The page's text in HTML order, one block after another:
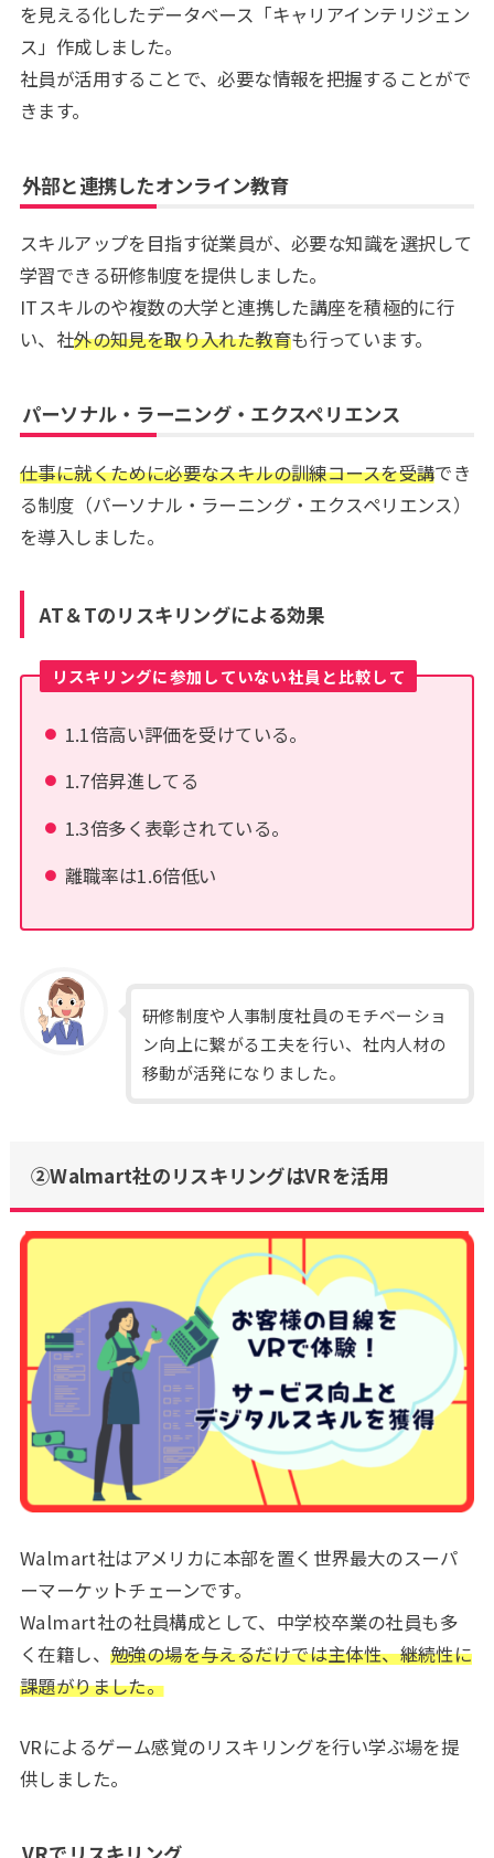
を見える化したデータベース「キャリアインテリジェン
ス」作成しました。
社員が活用することで、必要な情報を把握することがで
きます。
外部と連携したオンライン教育
スキルアップを目指す従業員が、必要な知識を選択して
学習できる研修制度を提供しました。
ITスキルのや複数の大学と連携した講座を積極的に行
い、社外の知見を取り入れた教育も行っています。
パーソナル・ラーニング・エクスペリエンス
仕事に就くために必要なスキルの訓練コースを受講でき
る制度（パーソナル・ラーニング・エクスペリエンス）
を導入しました。
AT＆Tのリスキリングによる効果
リスキリングに参加していない社員と比較して
1.1倍高い評価を受けている。
1.7倍昇進してる
1.3倍多く表彰されている。
離職率は1.6倍低い
研修制度や人事制度社員のモチベーショ
ン向上に繋がる工夫を行い、社内人材の
移動が活発になりました。
②Walmart社のリスキリングはVRを活用
Walmart社はアメリカに本部を置く世界最大のスーパ
ーマーケットチェーンです。
Walmart社の社員構成として、中学校卒業の社員も多
く在籍し、 勉強の場を与えるだけでは主体性、継続性に
課題がりました。
VRによるゲーム感覚のリスキリングを行い学ぶ場を提
供しました。